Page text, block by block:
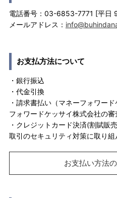
電話番号：03-6853-7771 [平日
メールアドレス：
お支払方法について
・銀行振込
・代金引換
・請求書払い（マネーフォワー
フォワードケッサイ株式会社の審
・クレジットカード決済(割賦販
取引のセキュリティ対策に取り
お支払い方法